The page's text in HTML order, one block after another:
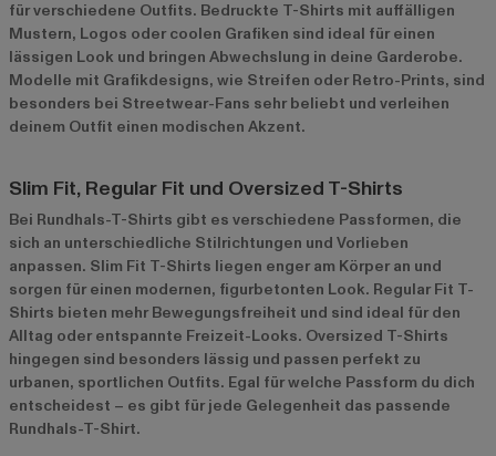
für verschiedene Outfits. Bedruckte T-Shirts mit auffälligen
Mustern, Logos oder coolen Grafiken sind ideal für einen
lässigen Look und bringen Abwechslung in deine Garderobe.
Modelle mit Grafikdesigns, wie Streifen oder Retro-Prints, sind
besonders bei Streetwear-Fans sehr beliebt und verleihen
deinem Outfit einen modischen Akzent.
Slim Fit, Regular Fit und Oversized T-Shirts
Bei Rundhals-T-Shirts gibt es verschiedene Passformen, die
sich an unterschiedliche Stilrichtungen und Vorlieben
anpassen. Slim Fit T-Shirts liegen enger am Körper an und
sorgen für einen modernen, figurbetonten Look. Regular Fit T-
Shirts bieten mehr Bewegungsfreiheit und sind ideal für den
Alltag oder entspannte Freizeit-Looks. Oversized T-Shirts
hingegen sind besonders lässig und passen perfekt zu
urbanen, sportlichen Outfits. Egal für welche Passform du dich
entscheidest – es gibt für jede Gelegenheit das passende
Rundhals-T-Shirt.